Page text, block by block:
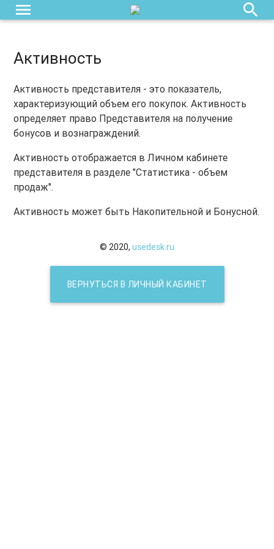
menu search
Активность
Активность представителя - это показатель,
характеризующий объем его покупок. Активность
определяет право Представителя на получение
бонусов и вознаграждений.
Активность отображается в Личном кабинете
представителя в разделе "Статистика - объем
продаж".
Активность может быть Накопительной и Бонусной.
© 2020, usedesk.ru
ВЕРНУТЬСЯ В ЛИЧНЫЙ КАБИНЕТ